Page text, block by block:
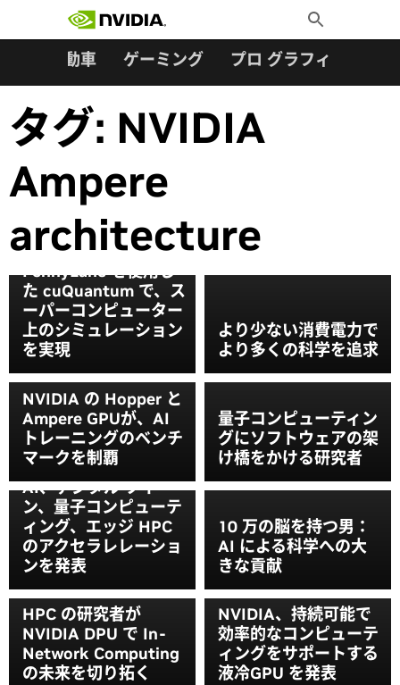
Toggle
Search
自動車 ゲーミング プロ グラフィックス
タグ: NVIDIA
Ampere
architecture
量子ブースト：
PennyLane を使用し
た cuQuantum で、ス
ーパーコンピューター
上のシミュレーション
を実現
より少ない消費電力で
より多くの科学を追求
NVIDIA の Hopper と
Ampere GPUが、AI
トレーニングのベンチ
マークを制覇
量子コンピューティン
グにソフトウェアの架
け橋をかける研究者
NVIDIA、ISC 2022 で
AI、デジタル ツイ
ン、量子コンピューテ
ィング、エッジ HPC
のアクセラレレーショ
ンを発表
10 万の脳を持つ男：
AI による科学への大
きな貢献
HPC の研究者が
NVIDIA DPU で In-
Network Computing
の未来を切り拓く
NVIDIA、持続可能で
効率的なコンピューテ
ィングをサポートする
液冷GPU を発表